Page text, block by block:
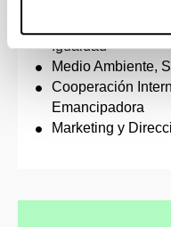
Igualdad
Medio Ambiente,
Cooperación
Emancipadora
Marketing y